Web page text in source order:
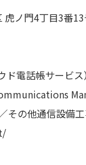
丁目3番13号
帳サービス）
その他通信設備